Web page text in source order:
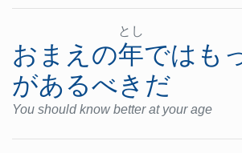
おまえ の
とし
年では も
があるべき だ
You should know better at your age